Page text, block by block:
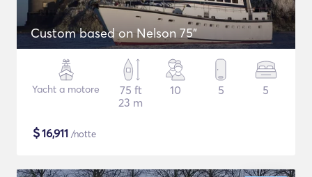
Custom based on Nelson 75"
Yacht a motore
75 ft
23 m
10 5 5
$16,911 /notte